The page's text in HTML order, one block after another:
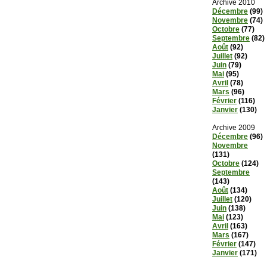
Archive 2010
Décembre (99)
Novembre (74)
Octobre (77)
Septembre (82)
Août (92)
Juillet (92)
Juin (79)
Mai (95)
Avril (78)
Mars (96)
Février (116)
Janvier (130)
Archive 2009
Décembre (96)
Novembre
(131)
Octobre (124)
Septembre
(143)
Août (134)
Juillet (120)
Juin (138)
Mai (123)
Avril (163)
Mars (167)
Février (147)
Janvier (171)